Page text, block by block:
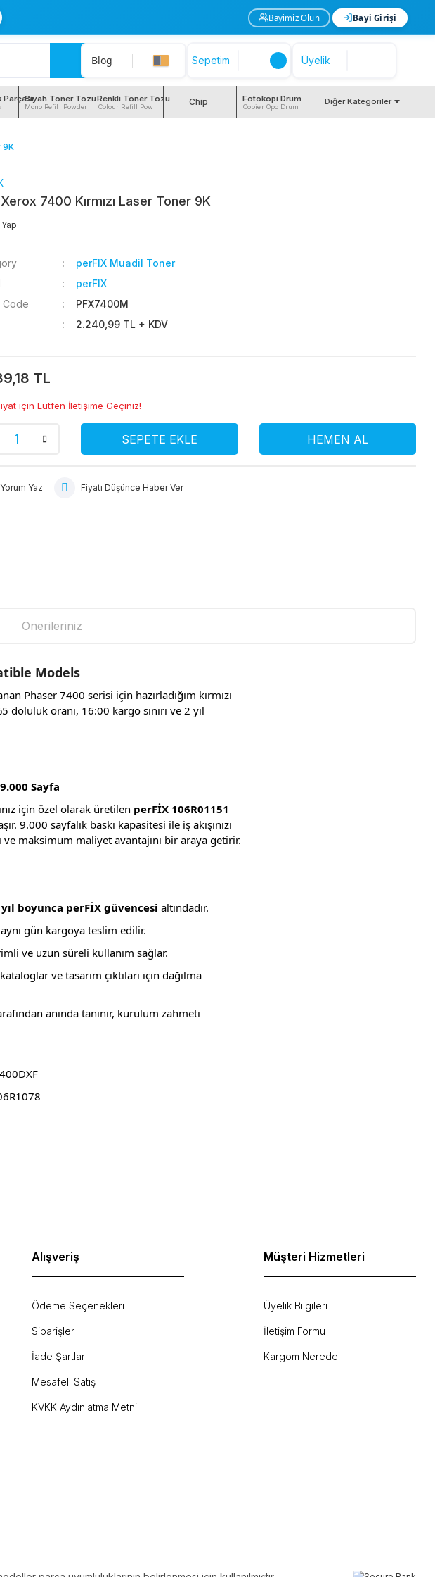
Bayimiz Olun Bayi Girişi
Blog Sepetim Üyelik
ParçasıSiyah Toner Tozu
Mono Refill Powder
Renkli Toner Tozu
Colour Refill Pow Chip Fotokopi Drum
Copier Opc Drum Diğer Kategoriler
9K
7400 Kırmızı Laser Toner 9K
perFIX Muadil Toner
perFIX
Code
PFX7400M
2.240,99 TL + KDV
TL
için Lütfen İletişime Geçiniz!
SEPETE EKLE HEMEN AL
Yorum Yaz Fiyatı Düşünce Haber Ver
Önerileriniz
Models
Phaser 7400 serisi için hazırladığım kırmızı
doluluk oranı, 16:00 kargo sınırı ve 2 yıl
Sayfa
için özel olarak üretilen perFİX 106R01151
9.000 sayfalık baskı kapasitesi ile iş akışınızı
maksimum maliyet avantajını bir araya getirir.
boyunca perFİX güvencesi altındadır.
gün kargoya teslim edilir.
ve uzun süreli kullanım sağlar.
ve tasarım çıktıları için dağılma
anında tanınır, kurulum zahmeti
Alışveriş
Ödeme Seçenekleri
Siparişler
İade Şartları
Mesafeli Satış
KVKK Aydınlatma Metni
Müşteri Hizmetleri
Üyelik Bilgileri
İletişim Formu
Kargom Nerede